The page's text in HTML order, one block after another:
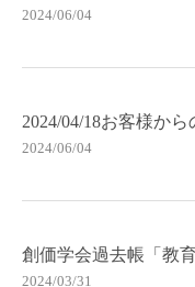
2024/06/04
2024/04/18お客様から
2024/06/04
創価学会過去帳「教
2024/03/31